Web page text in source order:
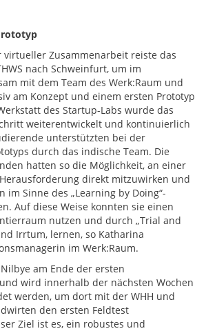
virtueller Zusammenarbeit reiste das
nach Schweinfurt, um im
mit dem Team des Werk:Raum und
am Konzept und einem ersten Prototyp
des Startup-Labs wurde das
weiterentwickelt und kontinuierlich
unterstützten bei der
durch das indische Team. Die
hatten so die Möglichkeit, an einer
direkt mitzuwirken und
im Sinne des „Learning by Doing“-
Auf diese Weise konnten sie einen
nutzen und durch „Trial and
Irrtum, lernen, so Katharina
im Werk:Raum.
am Ende der ersten
wird innerhalb der nächsten Wochen
werden, um dort mit der WHH und
den ersten Feldtest
Ziel ist es, ein robustes und